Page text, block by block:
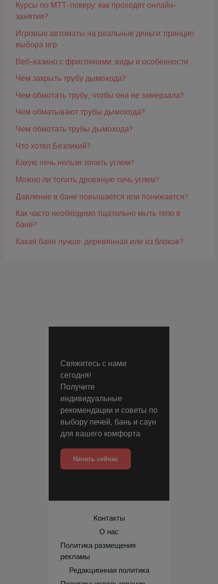
Курсы по МТТ-покеру: как проходят онлайн-
занятия?
Игровые автоматы на реальные деньги: принцип
выбора игр
Веб-казино с фриспинами: виды и особенности
Чем закрыть трубу дымохода?
Чем обмотать трубу, чтобы она не замерзала?
Чем обматывают трубы дымохода?
Чем обмотать трубы дымохода?
Что хотел Безликий?
Какую печь нельзя топить углем?
Можно ли топить дровяную печь углем?
Давление в бане повышается или понижается?
Как часто необходимо тщательно мыть тело в
бане?
Какая баня лучше: деревянная или из блоков?
Свяжитесь с нами
сегодня!
Получите
индивидуальные
рекомендации и советы по
выбору печей, бань и саун
для вашего комфорта.
Начать сейчас
Контакты
О нас
Политика размещения
рекламы
Редакционная политика